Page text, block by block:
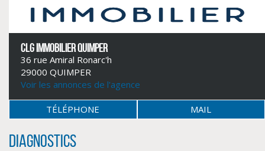
CLIQUER ICI POUR AGRANDIR
CLG IMMOBILIER QUIMPER
36 rue Amiral Ronarc'h
29000 QUIMPER
Voir les annonces de l'agence
TÉLÉPHONE MAIL
Diagnostics